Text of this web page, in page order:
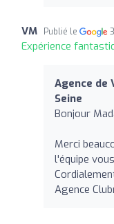
VM Publié le
Expérience
Agence de
Seine
Bonjour
Merci
l'équipe
Agence